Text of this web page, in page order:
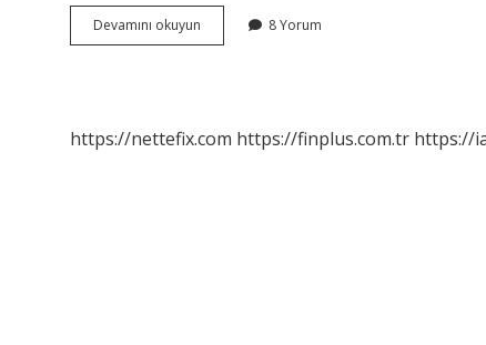
Devamını okuyun
Ve
8 Yorum
https://nettefix.com https://finplus.com.tr https://